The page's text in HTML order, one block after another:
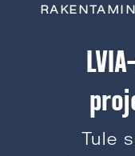
Tule